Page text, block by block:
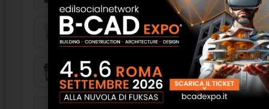
Wakol RT 5960 salviette detergenti
Wakol MS 227 colla per parquet finito,
elastica
Flex 365 - Torggler